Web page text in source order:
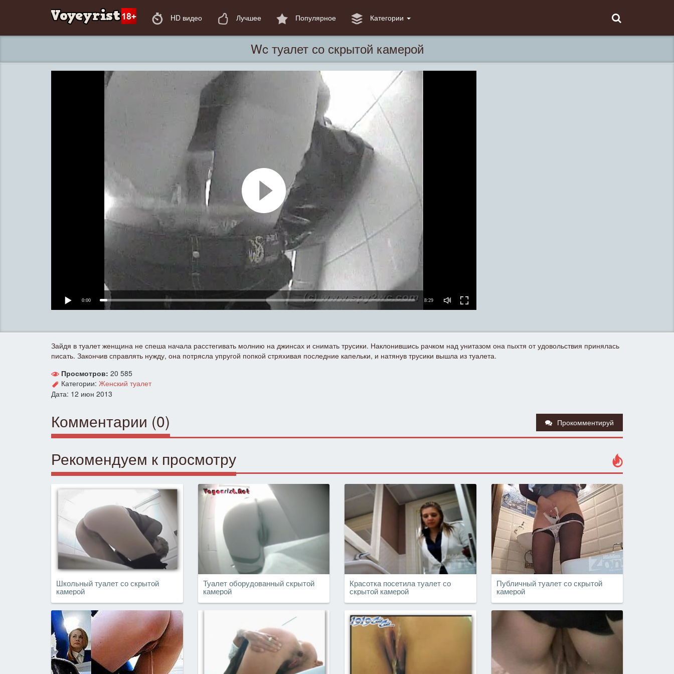
HD видео Лучшее Популярное Категории
Wc туалет со скрытой камерой
0:00 8:29
Зайдя в туалет женщина не спеша начала расстегивать молнию на джинсах и снимать трусики. Наклонившись рачком над унитазом она пыхтя от удовольствия принялась
писать. Закончив справлять нужду, она потрясла упругой попкой стряхивая последние капельки, и натянув трусики вышла из туалета.
Просмотров: 20 585
Категории: Женский туалет
Дата: 12 июн 2013
Комментарии (0) Прокомментируй
Рекомендуем к просмотру
Школьный туалет со скрытой
камерой
Туалет оборудованный скрытой
камерой
Красотка посетила туалет со
скрытой камерой
Публичный туалет со скрытой
камерой